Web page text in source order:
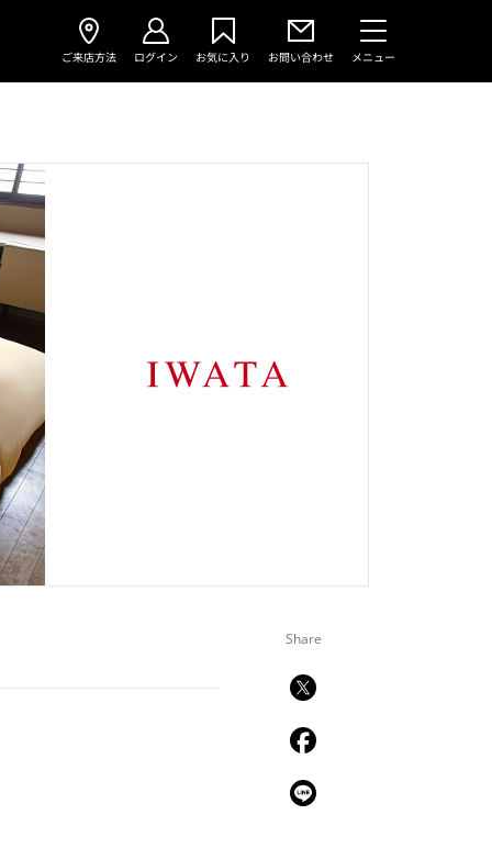
ご来店方法 ログイン お気に入り お問い合わせ メニュー
Share